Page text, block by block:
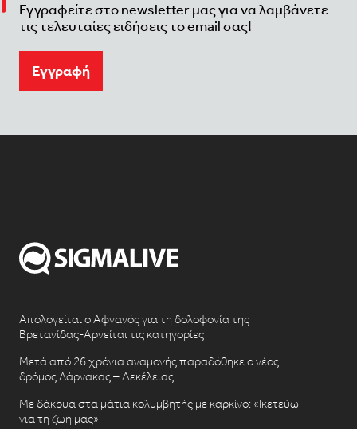
Εγγραφείτε στο newsletter μας για να λαμβάνετε
τις τελευταίες ειδήσεις το email σας!
Eγγραφή
Απολογείται ο Αφγανός για τη δολοφονία της
Βρετανίδας-Αρνείται τις κατηγορίες
Μετά από 26 χρόνια αναμονής παραδόθηκε ο νέος
δρόμος Λάρνακας – Δεκέλειας
Με δάκρυα στα μάτια κολυμβητής με καρκίνο: «Ικετεύω
για τη ζωή μας»